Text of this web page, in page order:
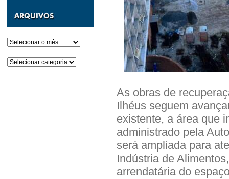
Arquivos
Categorias
As obras de
Ilhéus seguem
existente, a área que
administrado pela
será ampliada para
Indústria de
arrendatária do